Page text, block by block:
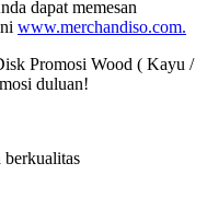
dapat memesan
www.merchandiso.com.
Promosi Wood ( Kayu /
duluan!